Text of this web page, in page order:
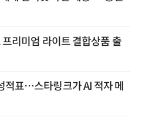
리미엄 라이트 결합상품 출
적표…스타링크가 AI 적자 메